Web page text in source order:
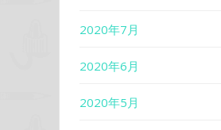
2020年7月
2020年6月
2020年5月